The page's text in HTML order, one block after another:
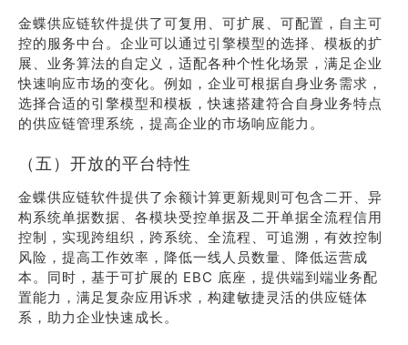
金蝶供应链软件提供了可复用、可扩展、可配置，自主可
控的服务中台。企业可以通过引擎模型的选择、模板的扩
展、业务算法的自定义，适配各种个性化场景，满足企业
快速响应市场的变化。例如，企业可根据自身业务需求，
选择合适的引擎模型和模板，快速搭建符合自身业务特点
的供应链管理系统，提高企业的市场响应能力。
（五）开放的平台特性
金蝶供应链软件提供了余额计算更新规则可包含二开、异
构系统单据数据、各模块受控单据及二开单据全流程信用
控制，实现跨组织，跨系统、全流程、可追溯，有效控制
风险，提高工作效率，降低一线人员数量、降低运营成
本。同时，基于可扩展的 EBC 底座，提供端到端业务配
置能力，满足复杂应用诉求，构建敏捷灵活的供应链体
系，助力企业快速成长。